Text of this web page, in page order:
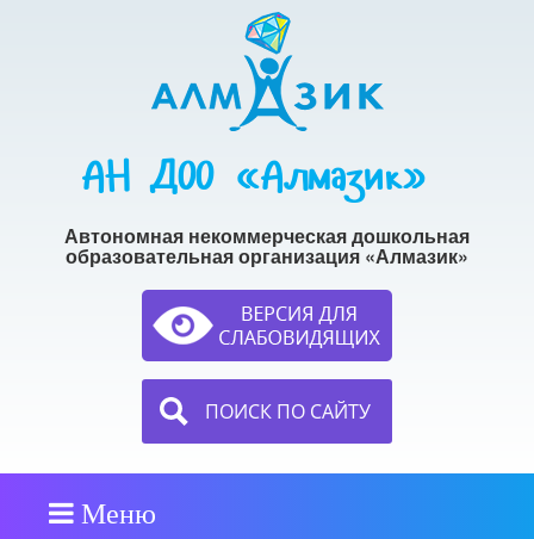
АН ДОО «Алмазик»
Автономная некоммерческая дошкольная
образовательная организация «Алмазик»
ПОИСК ПО САЙТУ
Меню